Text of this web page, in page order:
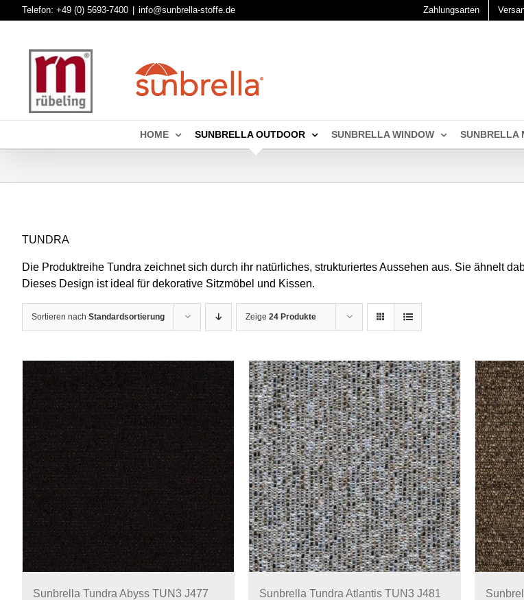
to
Telefon: +49 (0) 5693-7400 info@sunbrella-stoffe.de Zahlungsarten
HOME SUNBRELLA OUTDOOR SUNBRELLA WINDOW SUNBRELLA
TUNDRA
Die Produktreihe Tundra zeichnet sich durch ihr natürliches, strukturiertes Aussehen aus. Sie ähnelt
Dieses Design ist ideal für dekorative Sitzmöbel und Kissen.
Sortieren nach Standardsortierung Zeige 24 Produkte
Sunbrella Tundra Abyss TUN3 J477
Sunbrella Tundra Atlantis TUN3 J481